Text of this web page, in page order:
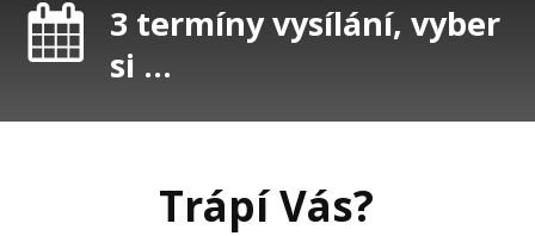
3 termíny vysílání, vyber
si ...
Trápí Vás?